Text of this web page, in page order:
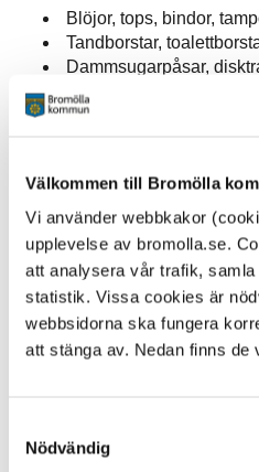
Välkommen till Bromölla
Vi använder webbkakor
upplevelse av bromolla.se.
att analysera vår trafik,
statistik. Vissa cookies är
webbsidorna ska fungera
att stänga av. Nedan finns de
Nödvändig
Blöjor, tops, bindor,
Tandborstar,
Dammsugarpåsar,
Kattsand (förpacka väl)
Snus, cigaretter,
Kontakt
Kundservice avfall
Öppettider måndag-fredag
lunchstängt klockan 12–13.